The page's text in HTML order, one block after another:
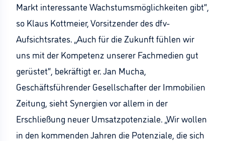
Markt interessante Wachstumsmöglichkeiten gibt“,
so Klaus Kottmeier, Vorsitzender des dfv-
Aufsichtsrates. „Auch für die Zukunft fühlen wir
uns mit der Kompetenz unserer Fachmedien gut
gerüstet“, bekräftigt er. Jan Mucha,
Geschäftsführender Gesellschafter der Immobilien
Zeitung, sieht Synergien vor allem in der
Erschließung neuer Umsatzpotenziale. „Wir wollen
in den kommenden Jahren die Potenziale, die sich